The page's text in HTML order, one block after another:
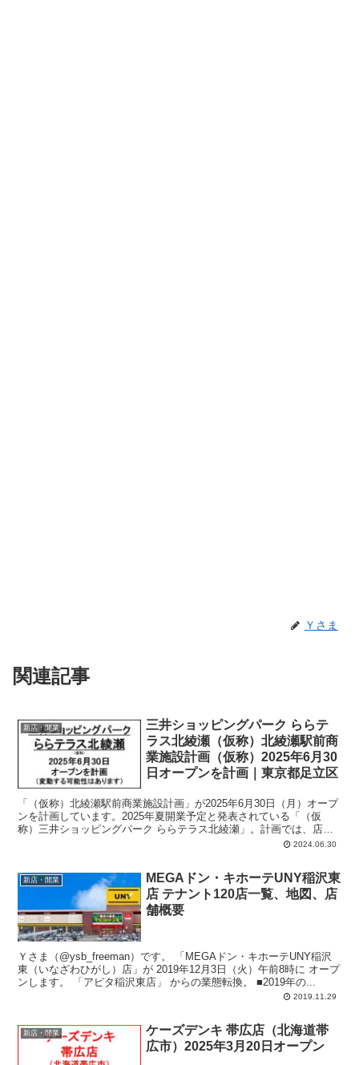
Ｙさま
関連記事
新店・開業
三井ショッピングパーク ららテ
ラス北綾瀬（仮称）北綾瀬駅前商
業施設計画（仮称）2025年6月30
日オープンを計画｜東京都足立区
「（仮称）北綾瀬駅前商業施設計画」が2025年6月30日（月）オープ
ンを計画しています。2025年夏開業予定と発表されている「（仮
称）三井ショッピングパーク ららテラス北綾瀬」。計画では、店舗
面積：11,584平方メートル、駐車場：166台、駐輪場：576台、営業
2024.06.30
新店・開業
MEGAドン・キホーテUNY稲沢東
店 テナント120店一覧、地図、店
舗概要
Ｙさま（@ysb_freeman）です。 「MEGAドン・キホーテUNY稲沢
東（いなざわひがし）店」が 2019年12月3日（火）午前8時に オープ
ンします。 「アピタ稲沢東店」 からの業態転換。 ■2019年の...
2019.11.29
新店・開業
ケーズデンキ 帯広店（北海道帯
広市）2025年3月20日オープン